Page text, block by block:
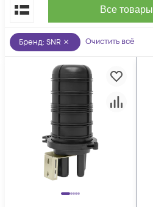
Все товары
По популярности
Бренд: SNR Очистить всё